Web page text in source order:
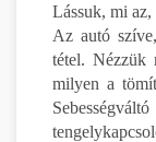
Lássuk, mi
Az autó
tétel. Nézzük
milyen a